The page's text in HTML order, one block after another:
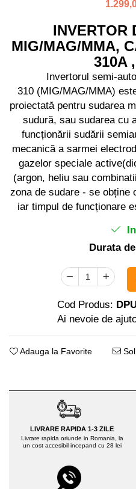
Aparat spalat cu presiune
Bricolaj
Casa si Gradina
Echipamente pentru atelier
Grill-uri si gratare
Lopeti pentru zapada
Unelte pentru gradina
Drujbe
Drujbe cu acumulator
Drujbe pe benzina
Echipamente ferma
Freze pentru zapada
Chiuvete
Masini de tuns iarba
Accesorii motocositoare
Masini de tuns iarba/gazon
Echipamente electrice
Aeroterme industriale
Aparate de aer conditionat
Masini de frezat
Suflanta pentru frunze
Scule de mana
Capsatoare electrice
Diverse scule de mana
Scripeti si macarale
Scule multifuncționale
Accesorii aparate sudura
Aparate de sudura cu plasma
Invertoare sudura - IGBT / MMA
Accesorii auto
Compresoare aer
Echipamente industriale de
Echipamente pentru
Pistoale de lipit
INVERTOR
MIG/MAG/MMA,
310A
Invertorul semi-
310 (MIG/MAG/MMA)
proiectată pentru sudarea
sudură, sau sudarea cu
funcționării sudării
mecanică a sarmei
gazelor speciale
(argon, heliu sau
zona de sudare - se obține
iar timpul de funcționare
Durata
Cod Produs:
Ai nevoie de
Adauga la Favorite
LIVRARE RAPIDA 1-3 ZILE
Livrare rapida oriunde in Romania, la
un cost accesibil incepand cu 28 lei